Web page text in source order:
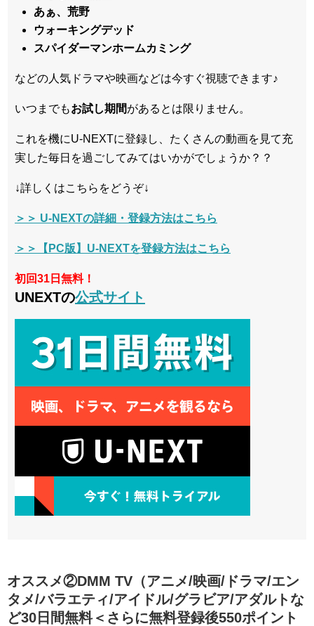
あぁ、荒野
ウォーキングデッド
スパイダーマンホームカミング
などの人気ドラマや映画などは今すぐ視聴できます♪
いつまでもお試し期間があるとは限りません。
これを機にU-NEXTに登録し、たくさんの動画を見て充
実した毎日を過ごしてみてはいかがでしょうか？？
↓詳しくはこちらをどうぞ↓
＞＞ U-NEXTの詳細・登録方法はこちら
＞＞【PC版】U-NEXTを登録方法はこちら
初回31日無料！
UNEXTの公式サイト
オススメ②DMM TV（アニメ/映画/ドラマ/エン
タメ/バラエティ/アイドル/グラビア/アダルトな
ど30日間無料＜さらに無料登録後550ポイント